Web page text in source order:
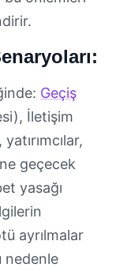
Geçiş
İletişim
geçecek
yasağı
ayrılmalar
nedenle